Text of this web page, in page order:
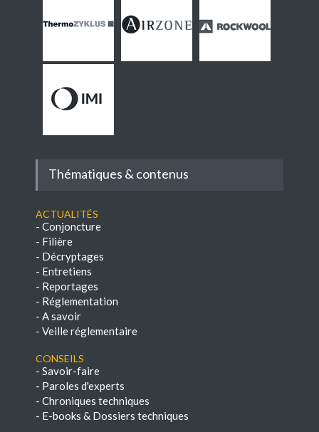
Thématiques & contenus
Actualités
- Conjoncture
- Filière
- Décryptages
- Entretiens
- Reportages
- Réglementation
- A savoir
- Veille réglementaire
Conseils
- Savoir-faire
- Paroles d'experts
- Chroniques techniques
- E-books & Dossiers techniques